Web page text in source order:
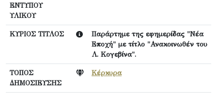
ΕΝΤΥΠΟΥ
ΥΛΙΚΟΥ
ΚΥΡΙΟΣ ΤΙΤΛΟΣ
Παράρτημε της εφημερίδας "Νέα
Εποχή" με τίτλο "Ανακοινωθέν του
Λ. Κογεβίνα".
ΤΟΠΟΣ
ΔΗΜΟΣΙΕΥΣΗΣ
Κέρκυρα